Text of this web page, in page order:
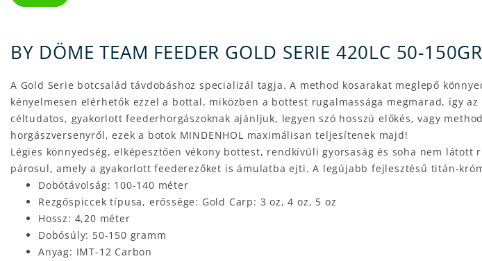
BY DÖME TEAM FEEDER GOLD SERIE 420LC 50-
A Gold Serie botcsalád távdobáshoz specializál tagja. A method kosarakat meglepő
kényelmesen elérhetők ezzel a bottal, miközben a bottest rugalmassága megmarad, így
céltudatos, gyakorlott feederhorgászoknak ajánljuk, legyen szó hosszú előkés, vagy
horgászversenyről, ezek a botok MINDENHOL maximálisan teljesítenek majd!
Légies könnyedség, elképesztően vékony bottest, rendkívüli gyorsaság és soha nem
párosul, amely a gyakorlott feederezőket is ámulatba ejti. A legújabb fejlesztésű titán-
Dobótávolság: 100-140 méter
Rezgőspiccek típusa, erőssége: Gold Carp: 3 oz, 4 oz, 5 oz
Hossz: 4,20 méter
Dobósúly: 50-150 gramm
Anyag: IMT-12 Carbon